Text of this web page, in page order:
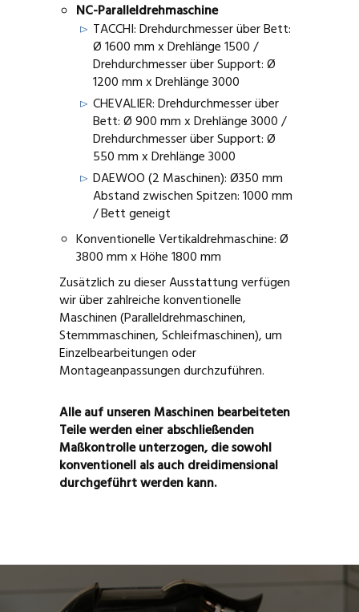
NC-Paralleldrehmaschine
TACCHI: Drehdurchmesser über Bett:
Ø 1600 mm x Drehlänge 1500 /
Drehdurchmesser über Support: Ø
1200 mm x Drehlänge 3000
CHEVALIER: Drehdurchmesser über
Bett: Ø 900 mm x Drehlänge 3000 /
Drehdurchmesser über Support: Ø
550 mm x Drehlänge 3000
DAEWOO (2 Maschinen): Ø350 mm
Abstand zwischen Spitzen: 1000 mm
/ Bett geneigt
Konventionelle Vertikaldrehmaschine: Ø
3800 mm x Höhe 1800 mm
Zusätzlich zu dieser Ausstattung verfügen
wir über zahlreiche konventionelle
Maschinen (Paralleldrehmaschinen,
Stemmmaschinen, Schleifmaschinen), um
Einzelbearbeitungen oder
Montageanpassungen durchzuführen.
Alle auf unseren Maschinen bearbeiteten
Teile werden einer abschließenden
Maßkontrolle unterzogen, die sowohl
konventionell als auch dreidimensional
durchgeführt werden kann.